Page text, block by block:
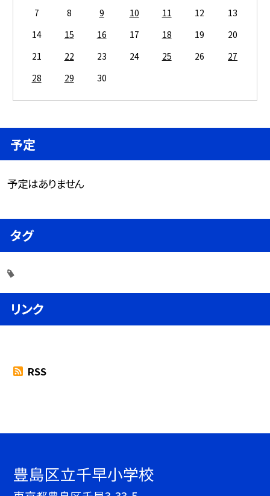
7
8 9 10 11 12
13
14
15 16 17 18 19
20
21
22 23 24 25 26
27
28
29 30
予定
予定はありません
タグ
リンク
RSS
豊島区立千早小学校